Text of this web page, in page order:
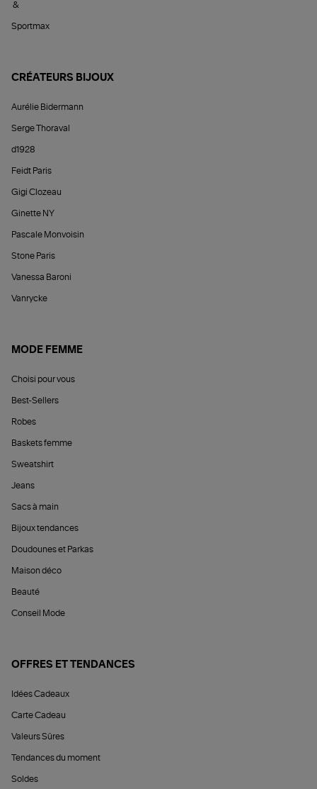
&
Sportmax
CRÉATEURS BIJOUX
Aurélie Bidermann
Serge Thoraval
d1928
Feidt Paris
Gigi Clozeau
Ginette NY
Pascale Monvoisin
Stone Paris
Vanessa Baroni
Vanrycke
MODE FEMME
Choisi pour vous
Best-Sellers
Robes
Baskets femme
Sweatshirt
Jeans
Sacs à main
Bijoux tendances
Doudounes et Parkas
Maison déco
Beauté
Conseil Mode
OFFRES ET TENDANCES
Idées Cadeaux
Carte Cadeau
Valeurs Sûres
Tendances du moment
Soldes